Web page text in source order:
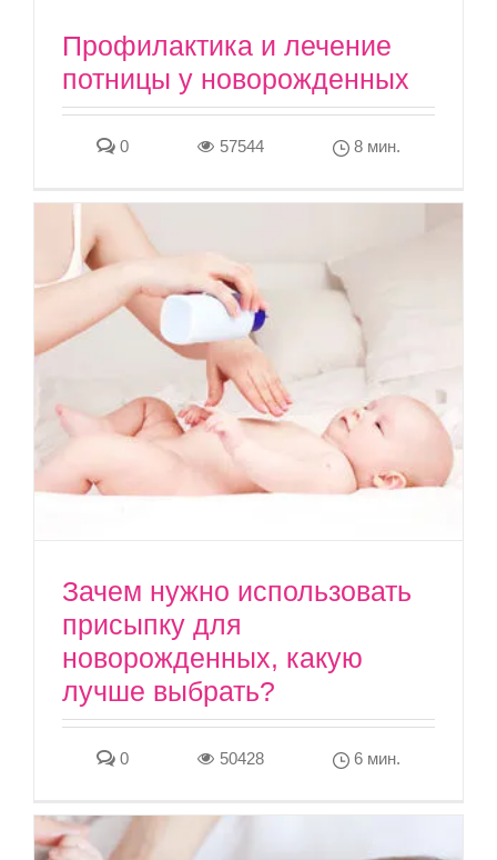
Профилактика и лечение
потницы у новорожденных
0 57544 8 мин.
Зачем нужно использовать
присыпку для
новорожденных, какую
лучше выбрать?
0 50428 6 мин.